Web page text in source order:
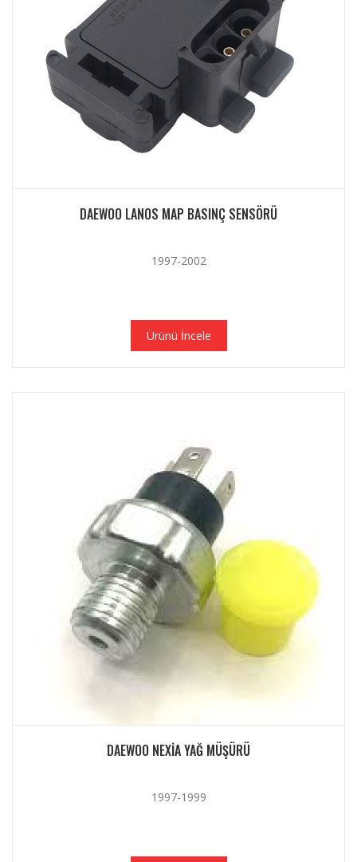
DAEWOO LANOS MAP BASINÇ SENSÖRÜ
1997-2002
Ürünü İncele
DAEWOO NEXIA YAĞ MÜŞÜRÜ
1997-1999